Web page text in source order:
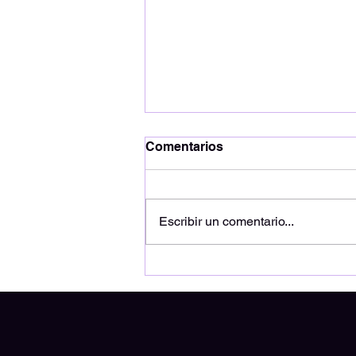
Comentarios
Escribir un comentario...